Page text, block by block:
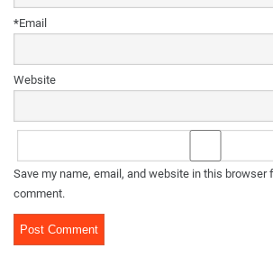
Email
*
Website
Save my name, email, and website in this browser
comment.